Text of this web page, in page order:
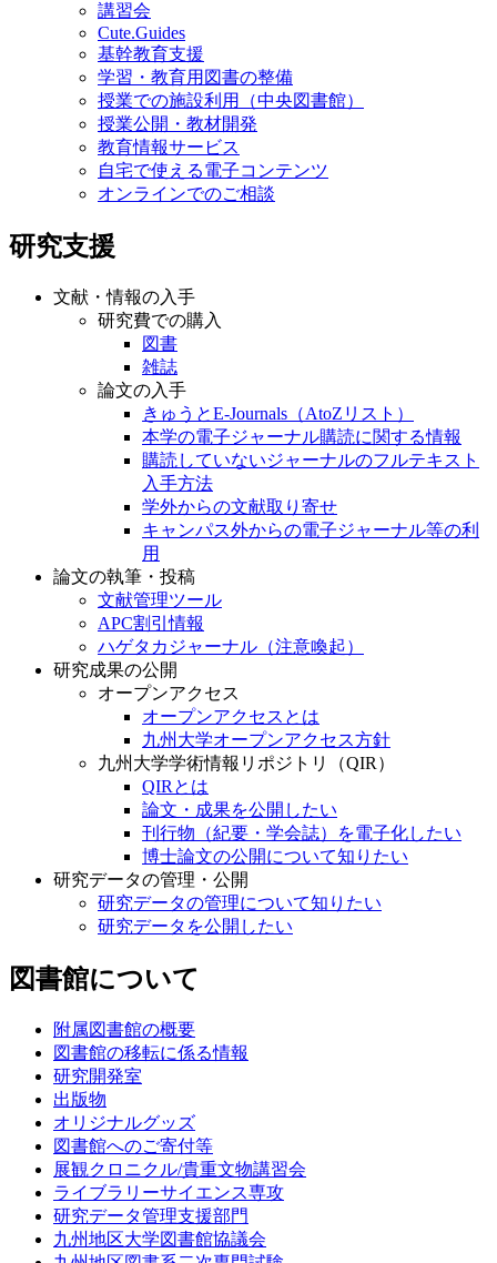
講習会
Cute.Guides
基幹教育支援
学習・教育用図書の整備
授業での施設利用（中央図書館）
授業公開・教材開発
教育情報サービス
自宅で使える電子コンテンツ
オンラインでのご相談
研究支援
文献・情報の入手
研究費での購入
図書
雑誌
論文の入手
きゅうとE-Journals（AtoZリスト）
本学の電子ジャーナル購読に関する情報
購読していないジャーナルのフルテキスト
入手方法
学外からの文献取り寄せ
キャンパス外からの電子ジャーナル等の利
用
論文の執筆・投稿
文献管理ツール
APC割引情報
ハゲタカジャーナル（注意喚起）
研究成果の公開
オープンアクセス
オープンアクセスとは
九州大学オープンアクセス方針
九州大学学術情報リポジトリ（QIR）
QIRとは
論文・成果を公開したい
刊行物（紀要・学会誌）を電子化したい
博士論文の公開について知りたい
研究データの管理・公開
研究データの管理について知りたい
研究データを公開したい
図書館について
附属図書館の概要
図書館の移転に係る情報
研究開発室
出版物
オリジナルグッズ
図書館へのご寄付等
展観クロニクル/貴重文物講習会
ライブラリーサイエンス専攻
研究データ管理支援部門
九州地区大学図書館協議会